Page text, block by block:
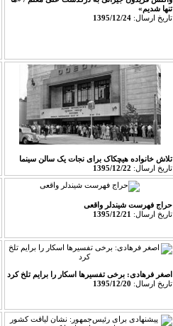
تنها شدیم»
تاريخ ارسال: 1395/12/24
تلاش خانواده هیچکاک برای نجات یک سالن سینما
تاريخ ارسال: 1395/12/22
حراج فهرست شیندلر واقعی
تاريخ ارسال: 1395/12/21
اصغر فرهادی: برخی تفسیرها اسکار را برایم تلخ کرد
تاريخ ارسال: 1395/12/20